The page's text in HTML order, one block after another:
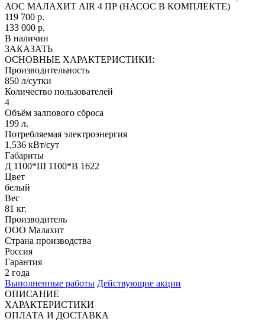
АОС МАЛАХИТ AIR 4 ПР (НАСОС В КОМПЛЕКТЕ)
119 700 р.
133 000 р.
В наличии
ЗАКАЗАТЬ
ОСНОВНЫЕ ХАРАКТЕРИСТИКИ:
Производительность
850 л/сутки
Количество пользователей
4
Объём залпового сброса
199 л.
Потребляемая электроэнергия
1,536 кВт/сут
Габариты
Д 1100*Ш 1100*В 1622
Цвет
белый
Вес
81 кг.
Производитель
ООО Малахит
Страна производства
Россия
Гарантия
2 года
Выполненные работы Действующие акции
ОПИСАНИЕ
ХАРАКТЕРИСТИКИ
ОПЛАТА И ДОСТАВКА